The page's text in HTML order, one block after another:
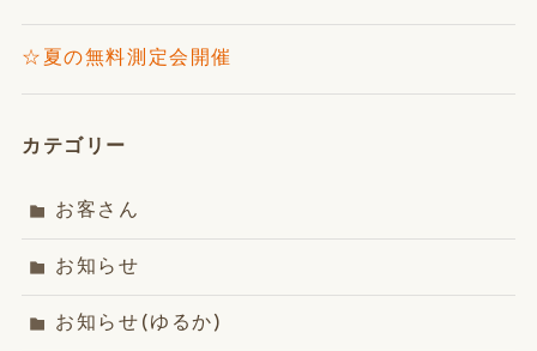
☆夏の無料測定会開催
カテゴリー
お客さん
お知らせ
お知らせ(ゆるか)